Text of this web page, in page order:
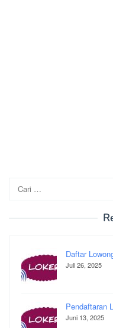
untuk:
Daftar
Juli 26, 2025
Pendaftaran
Juni 13, 2025